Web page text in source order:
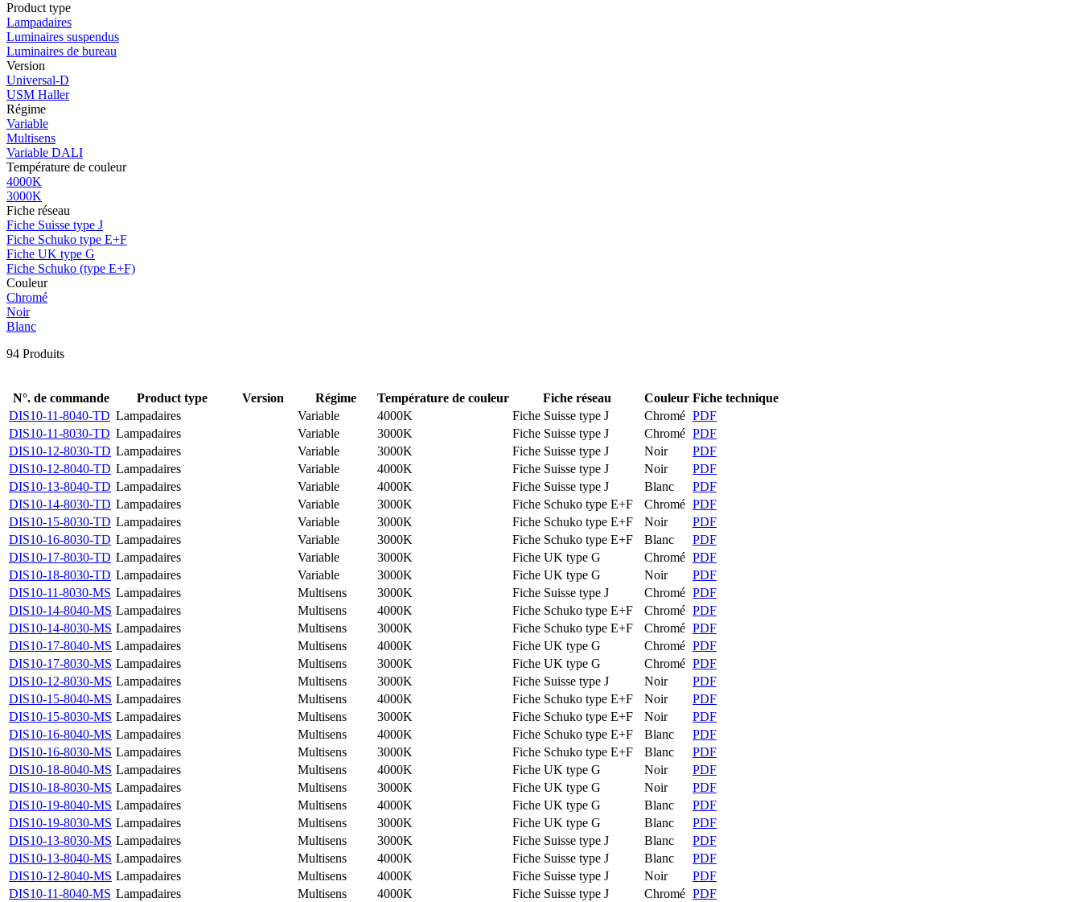
Product type
Lampadaires
Luminaires suspendus
Luminaires de bureau
Version
Universal-D
USM Haller
Régime
Variable
Multisens
Variable DALI
Température de couleur
4000K
3000K
Fiche réseau
Fiche Suisse type J
Fiche Schuko type E+F
Fiche UK type G
Fiche Schuko (type E+F)
Couleur
Chromé
Noir
Blanc
94 Produits
N°. de commande Product type Version Régime Température de couleur Fiche réseau Couleur Fiche technique
DIS10-11-8040-TD Lampadaires Variable 4000K Fiche Suisse type J Chromé PDF
DIS10-11-8030-TD Lampadaires Variable 3000K Fiche Suisse type J Chromé PDF
DIS10-12-8030-TD Lampadaires Variable 3000K Fiche Suisse type J Noir
PDF
DIS10-12-8040-TD Lampadaires Variable 4000K Fiche Suisse type J Noir
PDF
DIS10-13-8040-TD Lampadaires Variable 4000K Fiche Suisse type J Blanc
PDF
DIS10-14-8030-TD Lampadaires Variable 3000K Fiche Schuko type E+F Chromé PDF
DIS10-15-8030-TD Lampadaires Variable 3000K Fiche Schuko type E+F Noir
PDF
DIS10-16-8030-TD Lampadaires Variable 3000K Fiche Schuko type E+F Blanc
PDF
DIS10-17-8030-TD Lampadaires Variable 3000K Fiche UK type G Chromé PDF
DIS10-18-8030-TD Lampadaires Variable 3000K Fiche UK type G Noir
PDF
DIS10-11-8030-MS Lampadaires Multisens 3000K Fiche Suisse type J Chromé PDF
DIS10-14-8040-MS Lampadaires Multisens 4000K Fiche Schuko type E+F Chromé PDF
DIS10-14-8030-MS Lampadaires Multisens 3000K Fiche Schuko type E+F Chromé PDF
DIS10-17-8040-MS Lampadaires Multisens 4000K Fiche UK type G Chromé PDF
DIS10-17-8030-MS Lampadaires Multisens 3000K Fiche UK type G Chromé PDF
DIS10-12-8030-MS Lampadaires Multisens 3000K Fiche Suisse type J Noir
PDF
DIS10-15-8040-MS Lampadaires Multisens 4000K Fiche Schuko type E+F Noir
PDF
DIS10-15-8030-MS Lampadaires Multisens 3000K Fiche Schuko type E+F Noir
PDF
DIS10-16-8040-MS Lampadaires Multisens 4000K Fiche Schuko type E+F Blanc
PDF
DIS10-16-8030-MS Lampadaires Multisens 3000K Fiche Schuko type E+F Blanc
PDF
DIS10-18-8040-MS Lampadaires Multisens 4000K Fiche UK type G Noir
PDF
DIS10-18-8030-MS Lampadaires Multisens 3000K Fiche UK type G Noir
PDF
DIS10-19-8040-MS Lampadaires Multisens 4000K Fiche UK type G Blanc
PDF
DIS10-19-8030-MS Lampadaires Multisens 3000K Fiche UK type G Blanc
PDF
DIS10-13-8030-MS Lampadaires Multisens 3000K Fiche Suisse type J Blanc
PDF
DIS10-13-8040-MS Lampadaires Multisens 4000K Fiche Suisse type J Blanc
PDF
DIS10-12-8040-MS Lampadaires Multisens 4000K Fiche Suisse type J Noir
PDF
DIS10-11-8040-MS Lampadaires Multisens 4000K Fiche Suisse type J Chromé PDF